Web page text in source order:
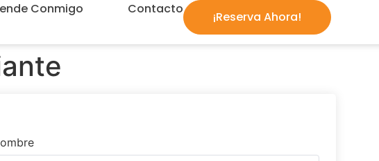
Conmigo Contacto
¡Reserva Ahora!